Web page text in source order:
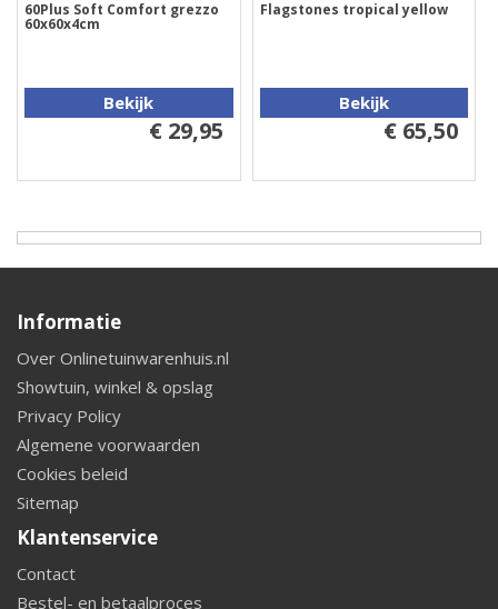
60Plus Soft Comfort grezzo
60x60x4cm
Bekijk
€ 29,95
Flagstones tropical yellow
Bekijk
€ 65,50
Informatie
Over Onlinetuinwarenhuis.nl
Showtuin, winkel & opslag
Privacy Policy
Algemene voorwaarden
Cookies beleid
Sitemap
Klantenservice
Contact
Bestel- en betaalproces